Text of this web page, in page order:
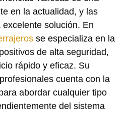
en la actualidad, y las
solución. En
se especializa en la
de alta seguridad,
rápido y eficaz. Su
cuenta con la
abordar cualquier tipo
del sistema